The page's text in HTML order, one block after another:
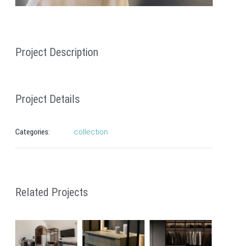
Project Description
Project Details
Categories: collection
Related Projects